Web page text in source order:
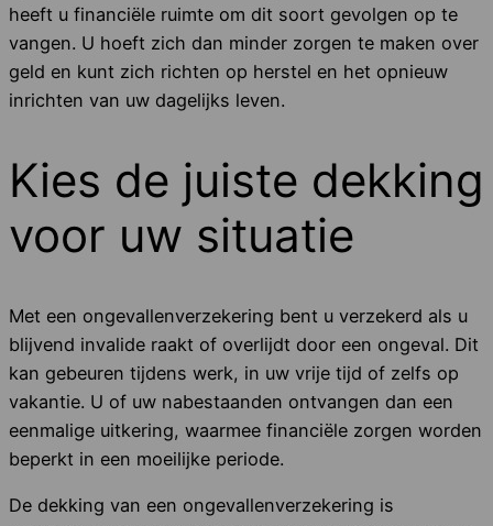
heeft u financiële ruimte om dit soort gevolgen op te
vangen. U hoeft zich dan minder zorgen te maken over
geld en kunt zich richten op herstel en het opnieuw
inrichten van uw dagelijks leven.
Kies de juiste dekking
voor uw situatie
Met een ongevallenverzekering bent u verzekerd als u
blijvend invalide raakt of overlijdt door een ongeval. Dit
kan gebeuren tijdens werk, in uw vrije tijd of zelfs op
vakantie. U of uw nabestaanden ontvangen dan een
eenmalige uitkering, waarmee financiële zorgen worden
beperkt in een moeilijke periode.
De dekking van een ongevallenverzekering is